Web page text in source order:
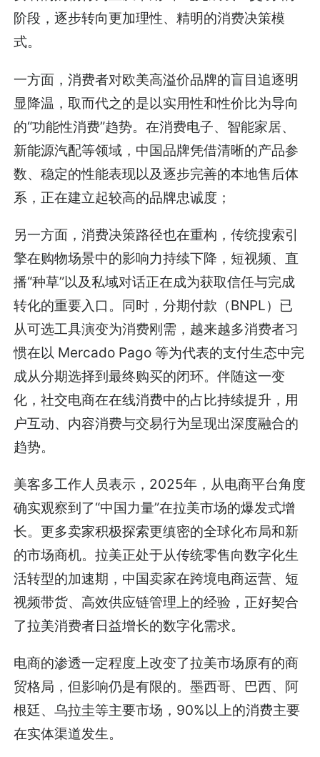
阶段，逐步转向更加理性、精明的消费决策模
式。
一方面，消费者对欧美高溢价品牌的盲目追逐明
显降温，取而代之的是以实用性和性价比为导向
的“功能性消费”趋势。在消费电子、智能家居、
新能源汽配等领域，中国品牌凭借清晰的产品参
数、稳定的性能表现以及逐步完善的本地售后体
系，正在建立起较高的品牌忠诚度；
另一方面，消费决策路径也在重构，传统搜索引
擎在购物场景中的影响力持续下降，短视频、直
播“种草”以及私域对话正在成为获取信任与完成
转化的重要入口。同时，分期付款（BNPL）已
从可选工具演变为消费刚需，越来越多消费者习
惯在以 Mercado Pago 等为代表的支付生态中完
成从分期选择到最终购买的闭环。伴随这一变
化，社交电商在在线消费中的占比持续提升，用
户互动、内容消费与交易行为呈现出深度融合的
趋势。
美客多工作人员表示，2025年，从电商平台角度
确实观察到了“中国力量”在拉美市场的爆发式增
长。更多卖家积极探索更缜密的全球化布局和新
的市场商机。拉美正处于从传统零售向数字化生
活转型的加速期，中国卖家在跨境电商运营、短
视频带货、高效供应链管理上的经验，正好契合
了拉美消费者日益增长的数字化需求。
电商的渗透一定程度上改变了拉美市场原有的商
贸格局，但影响仍是有限的。墨西哥、巴西、阿
根廷、乌拉圭等主要市场，90%以上的消费主要
在实体渠道发生。